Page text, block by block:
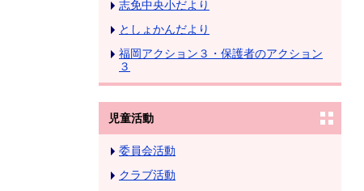
志免中央小だより
としょかんだより
福岡アクション３・保護者のアクション
３
児童活動
委員会活動
クラブ活動